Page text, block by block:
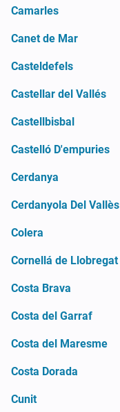
Camarles
Canet de Mar
Casteldefels
Castellar del Vallés
Castellbisbal
Castelló D'empuries
Cerdanya
Cerdanyola Del Vallès
Colera
Cornellá de Llobregat
Costa Brava
Costa del Garraf
Costa del Maresme
Costa Dorada
Cunit